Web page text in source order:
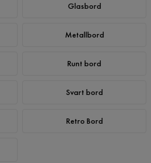
Glasbord
Metallbord
Runt bord
Svart bord
Retro Bord